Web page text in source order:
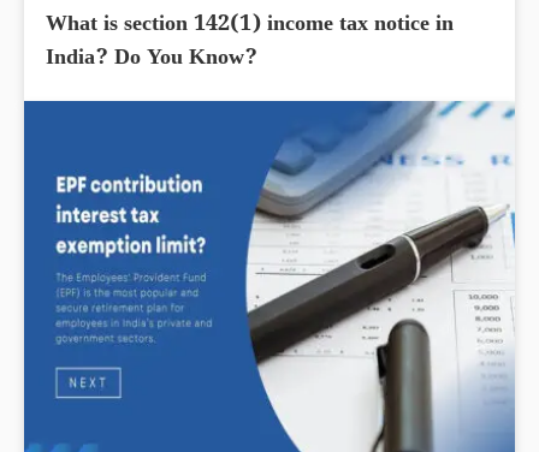
What is section 142(1) income tax notice in
India? Do You Know?